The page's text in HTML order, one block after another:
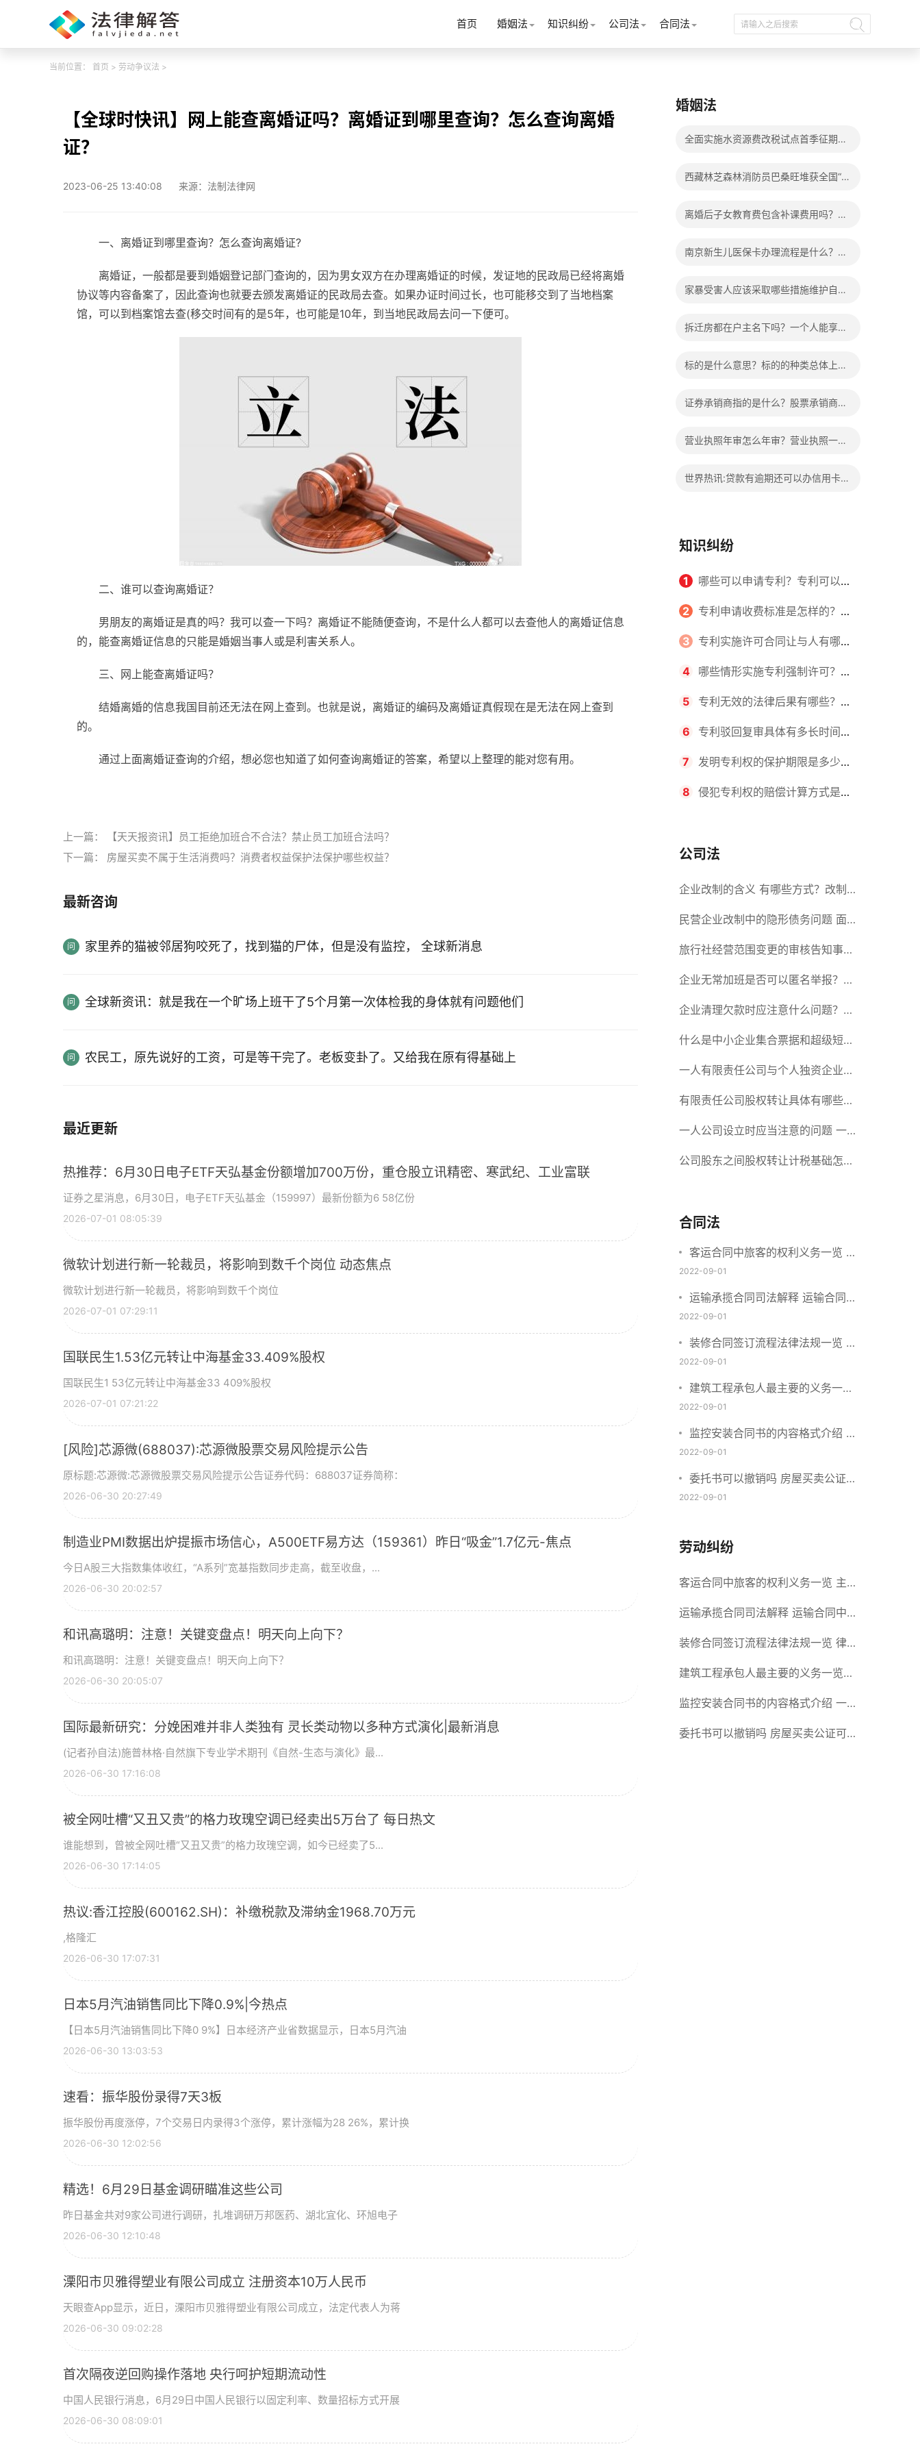
首页 婚姻法 知识纠纷 公司法 合同法
当前位置： 首页 > 劳动争议法 >
【全球时快讯】网上能查离婚证吗？离婚证到哪里查询？怎么查询离婚
证？
2023-06-25 13:40:08 来源：法制法律网
一、离婚证到哪里查询？怎么查询离婚证?
离婚证，一般都是要到婚姻登记部门查询的，因为男女双方在办理离婚证的时候，发证地的民政局已经将离婚
协议等内容备案了，因此查询也就要去颁发离婚证的民政局去查。如果办证时间过长，也可能移交到了当地档案
馆，可以到档案馆去查(移交时间有的是5年，也可能是10年，到当地民政局去问一下便可。
二、谁可以查询离婚证？
男朋友的离婚证是真的吗？我可以查一下吗？离婚证不能随便查询，不是什么人都可以去查他人的离婚证信息
的，能查离婚证信息的只能是婚姻当事人或是利害关系人。
三、网上能查离婚证吗？
结婚离婚的信息我国目前还无法在网上查到。也就是说，离婚证的编码及离婚证真假现在是无法在网上查到
的。
通过上面离婚证查询的介绍，想必您也知道了如何查询离婚证的答案，希望以上整理的能对您有用。
上一篇：
【天天报资讯】员工拒绝加班合不合法？禁止员工加班合法吗？
下一篇： 房屋买卖不属于生活消费吗？消费者权益保护法保护哪些权益？
最新咨询
家里养的猫被邻居狗咬死了，找到猫的尸体，但是没有监控， 全球新消息
全球新资讯：就是我在一个旷场上班干了5个月第一次体检我的身体就有问题他们
农民工，原先说好的工资，可是等干完了。老板变卦了。又给我在原有得基础上
最近更新
热推荐：6月30日电子ETF天弘基金份额增加700万份，重仓股立讯精密、寒武纪、工业富联
证券之星消息，6月30日，电子ETF天弘基金（159997）最新份额为6 58亿份
2026-07-01 08:05:39
微软计划进行新一轮裁员，将影响到数千个岗位 动态焦点
微软计划进行新一轮裁员，将影响到数千个岗位
2026-07-01 07:29:11
国联民生1.53亿元转让中海基金33.409%股权
国联民生1 53亿元转让中海基金33 409%股权
2026-07-01 07:21:22
[风险]芯源微(688037):芯源微股票交易风险提示公告
原标题:芯源微:芯源微股票交易风险提示公告证券代码：688037证券简称：
2026-06-30 20:27:49
制造业PMI数据出炉提振市场信心，A500ETF易方达（159361）昨日“吸金”1.7亿元-焦点
今日A股三大指数集体收红，“A系列”宽基指数同步走高，截至收盘，...
2026-06-30 20:02:57
和讯高璐明：注意！关键变盘点！明天向上向下？
和讯高璐明：注意！关键变盘点！明天向上向下？
2026-06-30 20:05:07
国际最新研究：分娩困难并非人类独有 灵长类动物以多种方式演化|最新消息
(记者孙自法)施普林格·自然旗下专业学术期刊《自然-生态与演化》最...
2026-06-30 17:16:08
被全网吐槽“又丑又贵”的格力玫瑰空调已经卖出5万台了 每日热文
谁能想到，曾被全网吐槽“又丑又贵”的格力玫瑰空调，如今已经卖了5...
2026-06-30 17:14:05
热议:香江控股(600162.SH)：补缴税款及滞纳金1968.70万元
,格隆汇
2026-06-30 17:07:31
日本5月汽油销售同比下降0.9%|今热点
【日本5月汽油销售同比下降0 9%】日本经济产业省数据显示，日本5月汽油
2026-06-30 13:03:53
速看：振华股份录得7天3板
振华股份再度涨停，7个交易日内录得3个涨停，累计涨幅为28 26%，累计换
2026-06-30 12:02:56
精选！6月29日基金调研瞄准这些公司
昨日基金共对9家公司进行调研，扎堆调研万邦医药、湖北宜化、环旭电子
2026-06-30 12:10:48
溧阳市贝雅得塑业有限公司成立 注册资本10万人民币
天眼查App显示，近日，溧阳市贝雅得塑业有限公司成立，法定代表人为蒋
2026-06-30 09:02:28
首次隔夜逆回购操作落地 央行呵护短期流动性
中国人民银行消息，6月29日中国人民银行以固定利率、数量招标方式开展
2026-06-30 08:09:01
婚姻法
全面实施水资源费改税试点首季征期整
西藏林芝森林消防员巴桑旺堆获全国“火
离婚后子女教育费包含补课费用吗？离
南京新生儿医保卡办理流程是什么？办
家暴受害人应该采取哪些措施维护自己
拆迁房都在户主名下吗？一个人能享受
标的是什么意思？标的的种类总体上包
证券承销商指的是什么？股票承销商职
营业执照年审怎么年审？营业执照一般
世界热讯:贷款有逾期还可以办信用卡
知识纠纷
1 哪些可以申请专利？专利可以同
时多个人一起申请吗？
2 专利申请收费标准是怎样的？申
请不同类型的专利所需要的钱不同
3 专利实施许可合同让与人有哪些
主要义务？专利实施许可合同与专利
许可合同有什么区别？
4 哪些情形实施专利强制许可？专
利强制许可的前提条件是什么？
5 专利无效的法律后果有哪些？专
利的无效情形有哪些？
6 专利驳回复审具体有多长时间？
哪些情况下专利申请可能被驳回？
7 发明专利权的保护期限是多少
年？非专利发明人是否有专利申请
8 侵犯专利权的赔偿计算方式是什
间？
公司法
企业改制的含义 有哪些方式？改制
后国企员工属于什么性质？
民营企业改制中的隐形债务问题 面
对隐形债务问题应该如何解决？
旅行社经营范围变更的审核告知事项
旅游业的发展现状和趋势
企业无常加班是否可以匿名举报？强
制加班公司没有加班费怎么办？
企业清理欠款时应注意什么问题？企
业短期借款需要注意哪些事项？
什么是中小企业集合票据和超级短期
融资券？一起来了解一下吧！
一人有限责任公司与个人独资企业的
区别 这些知识你都知道吗？
有限责任公司股权转让具体有哪些形
式？来了解下这五种形式
一人公司设立时应当注意的问题 一
人公司的特征
公司股东之间股权转让计税基础怎么
合什么要件？
合同法
客运合同中旅客的权利义务一览 主
要包括这些内容
2022-09-01
运输承揽合同司法解释 运输合同中
承运人的义务有哪些
2022-09-01
装修合同签订流程法律法规一览 律
师解答
2022-09-01
建筑工程承包人最主要的义务一览
承包合同内容介绍
2022-09-01
监控安装合同书的内容格式介绍 一
般包括这些条款
2022-09-01
委托书可以撤销吗 房屋买卖公证可
否撤销
2022-09-01
劳动纠纷
客运合同中旅客的权利义务一览 主
要包括这些内容
运输承揽合同司法解释 运输合同中
承运人的义务有哪些
装修合同签订流程法律法规一览 律
师解答
建筑工程承包人最主要的义务一览
承包合同内容介绍
监控安装合同书的内容格式介绍 一
般包括这些条款
委托书可以撤销吗 房屋买卖公证可